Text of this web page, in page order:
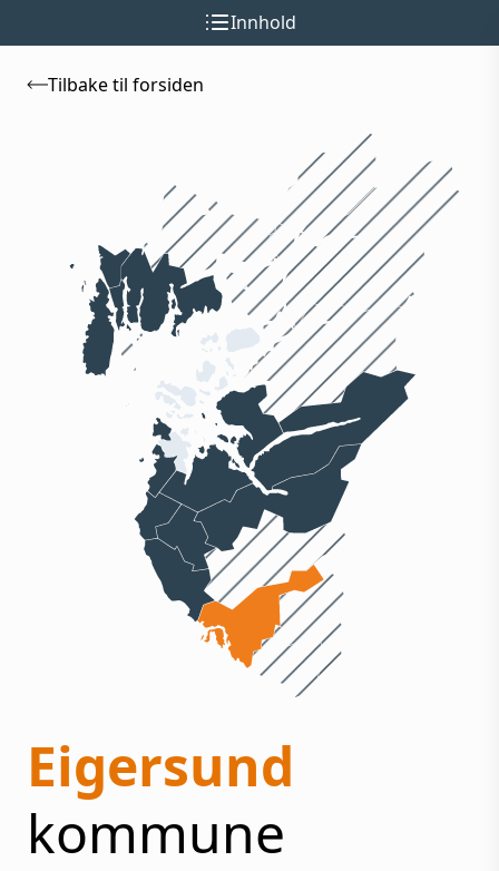
Tilbake til forsiden
Eigersund
kommune
Innhold